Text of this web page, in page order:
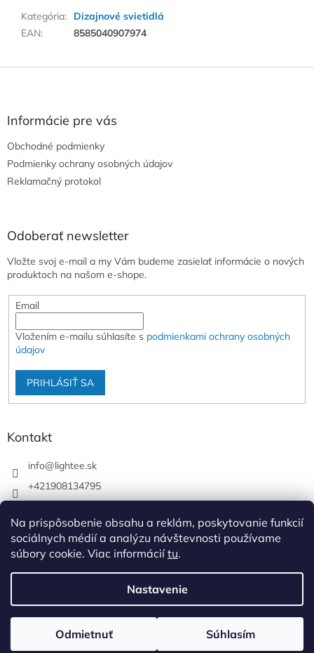
Na prispôsobenie obsahu a reklám, poskytovanie funkcií
sociálnych médií a analýzu návštevnosti používame
súbory cookie. Viac informáciítu.
Nastavenie
Odmietnuť Súhlasím
Kategória:
Dizajnové svietidlá
EAN: 8585040907974
Informácie pre vás
Obchodné podmienky
Podmienky ochrany osobných údajov
Reklamačný protokol
Odoberať newsletter
Vložte svoj e-mail a my Vám budeme zasielať informácie o nových
produktoch na našom e-shope.
Email
Vložením e-mailu súhlasíte s podmienkami ochrany osobných
údajov
PRIHLÁSIŤ SA
Kontakt
info@lightee.sk
+421908134795
lightee.sk
Copyright 2026Lightee. Všetky práva vyhradené.Upraviť